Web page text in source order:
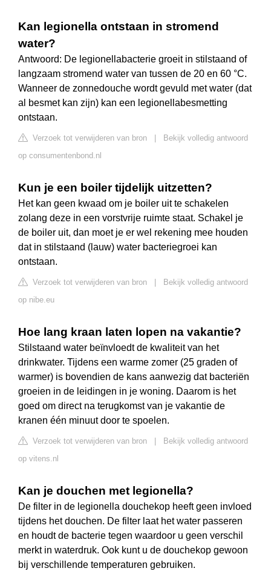
Kan legionella ontstaan in stromend
water?
Antwoord: De legionellabacterie groeit in stilstaand of
langzaam stromend water van tussen de 20 en 60 °C.
Wanneer de zonnedouche wordt gevuld met water (dat
al besmet kan zijn) kan een legionellabesmetting
ontstaan.
Verzoek tot verwijderen van bron
Bekijk volledig antwoord
op consumentenbond.nl
Kun je een boiler tijdelijk uitzetten?
Het kan geen kwaad om je boiler uit te schakelen
zolang deze in een vorstvrije ruimte staat. Schakel je
de boiler uit, dan moet je er wel rekening mee houden
dat in stilstaand (lauw) water bacteriegroei kan
ontstaan.
Verzoek tot verwijderen van bron
Bekijk volledig antwoord
op nibe.eu
Hoe lang kraan laten lopen na vakantie?
Stilstaand water beïnvloedt de kwaliteit van het
drinkwater. Tijdens een warme zomer (25 graden of
warmer) is bovendien de kans aanwezig dat bacteriën
groeien in de leidingen in je woning. Daarom is het
goed om direct na terugkomst van je vakantie de
kranen één minuut door te spoelen.
Verzoek tot verwijderen van bron
Bekijk volledig antwoord
op vitens.nl
Kan je douchen met legionella?
De filter in de legionella douchekop heeft geen invloed
tijdens het douchen. De filter laat het water passeren
en houdt de bacterie tegen waardoor u geen verschil
merkt in waterdruk. Ook kunt u de douchekop gewoon
bij verschillende temperaturen gebruiken.